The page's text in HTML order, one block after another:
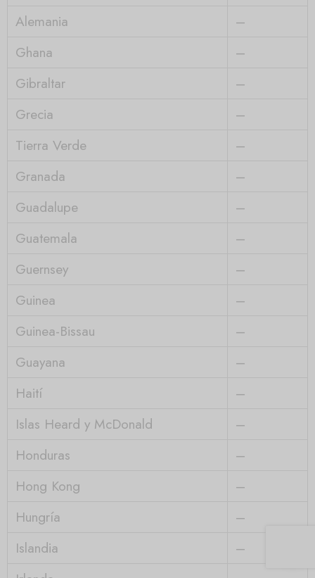
Alemania
–
Ghana
–
Gibraltar
–
Grecia
–
Tierra Verde
–
Granada
–
Guadalupe
–
Guatemala
–
Guernsey
–
Guinea
–
Guinea-Bissau
–
Guayana
–
Haití
–
Islas Heard y McDonald
–
Honduras
–
Hong Kong
–
Hungría
–
Islandia
–